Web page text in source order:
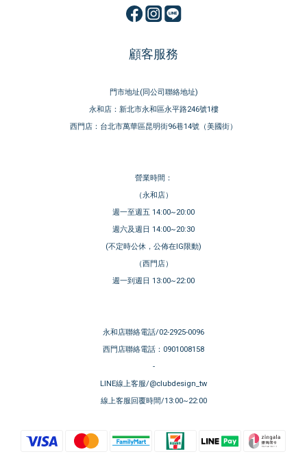
顧客服務
門市地址(同公司聯絡地址)
永和店：新北市永和區永平路246號1樓
西門店：台北市萬華區昆明街96巷14號（美國街）
營業時間：
（永和店）
週一至週五 14:00~20:00
週六及週日 14:00~20:30
(不定時公休，公佈在IG限動)
（西門店）
週一到週日 13:00~22:00
永和店聯絡電話/02-2925-0096
西門店聯絡電話：0901008158
-
LINE線上客服/@clubdesign_tw
線上客服回覆時間/13:00~22:00